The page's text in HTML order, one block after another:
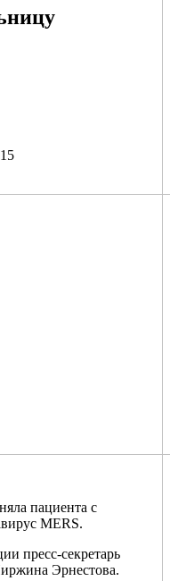
пациента с
MERS.
пресс-секретарь
Эрнестова.